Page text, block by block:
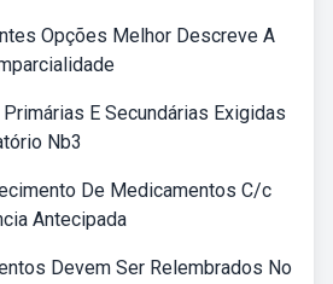
Opções Melhor Descreve A
E Secundárias Exigidas
Nb3
De Medicamentos C/c
Antecipada
Devem Ser Relembrados No